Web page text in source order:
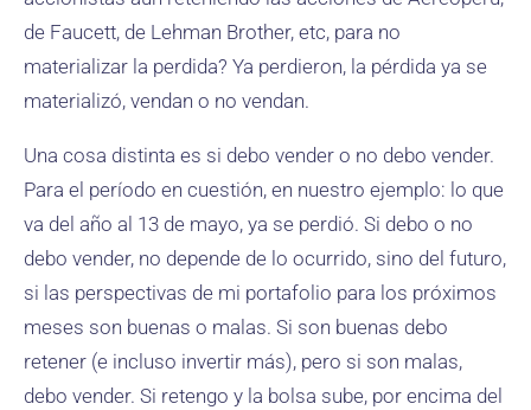
de Faucett, de Lehman Brother, etc, para no
materializar la perdida? Ya perdieron, la pérdida ya se
materializó, vendan o no vendan.
Una cosa distinta es si debo vender o no debo vender.
Para el período en cuestión, en nuestro ejemplo: lo que
va del año al 13 de mayo, ya se perdió. Si debo o no
debo vender, no depende de lo ocurrido, sino del futuro,
si las perspectivas de mi portafolio para los próximos
meses son buenas o malas. Si son buenas debo
retener (e incluso invertir más), pero si son malas,
debo vender. Si retengo y la bolsa sube, por encima del